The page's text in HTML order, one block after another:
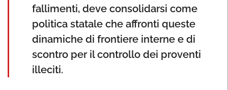
fallimenti, deve consolidarsi come
politica statale che affronti queste
dinamiche di frontiere interne e di
scontro per il controllo dei proventi
illeciti.